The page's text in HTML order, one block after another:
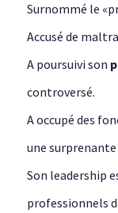
Surnommé le
Accusé de
A poursuivi son
controversé.
A occupé des
une surprenante
Son leadership
professionnels